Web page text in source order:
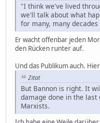
"I think we've lived
we'll talk about what
for many, many
Er wacht offenbar jeden
den Rücken runter auf.
Und das Publikum auch.
Zitat
But Bannon is right. It
damage done in the last
Marxists.